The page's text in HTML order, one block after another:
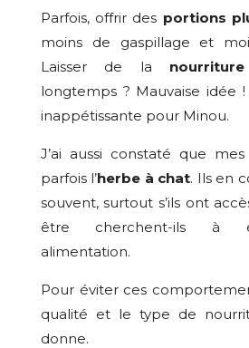
Parfois, offrir des portions
moins de gaspillage et
Laisser de la
longtemps ? Mauvaise idée
inappétissante pour Minou.
J’ai aussi constaté que
parfois l’herbe à chat. Ils en
souvent, surtout s’ils ont
être cherchent-ils à
alimentation.
Pour éviter ces
qualité et le type de
donne.